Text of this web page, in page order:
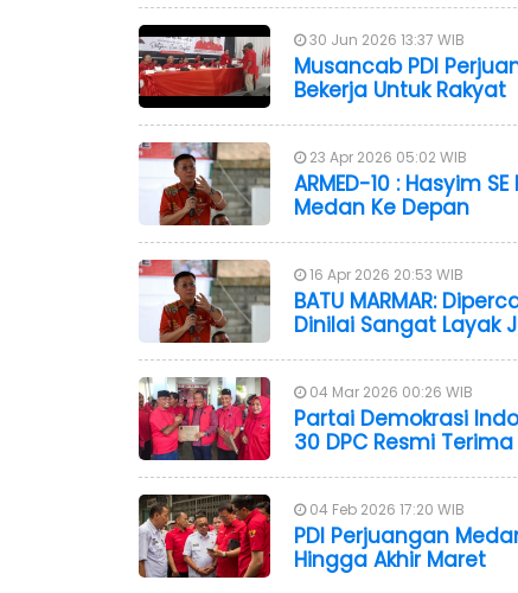
30 Jun 2026 13:37 WIB
Musancab PDI
Bekerja Untuk Rakyat
23 Apr 2026 05:02 WIB
ARMED-10 : Hasyim
Medan Ke Depan
16 Apr 2026 20:53 WIB
BATU MARMAR:
Dinilai Sangat Layak
04 Mar 2026 00:26 WIB
Partai Demokrasi
30 DPC Resmi
04 Feb 2026 17:20 WIB
PDI Perjuangan
Hingga Akhir Maret